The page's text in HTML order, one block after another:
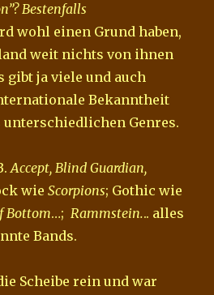
Bestenfalls
wohl einen Grund haben,
weit nichts von ihnen
gibt ja viele und auch
Bekanntheit
unterschiedlichen Genres.
Accept, Blind Guardian,
wieScorpions; Gothic wie
Bottom…;Rammstein... alles
Bands.
Scheibe rein und war